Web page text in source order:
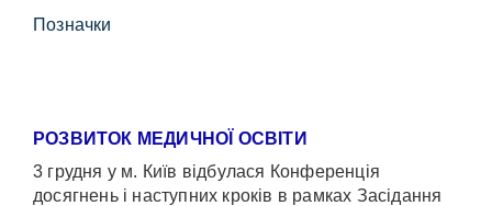
Позначки
РОЗВИТОК МЕДИЧНОЇ ОСВІТИ
3 грудня у м. Київ відбулася Конференція
досягнень і наступних кроків в рамках Засідання